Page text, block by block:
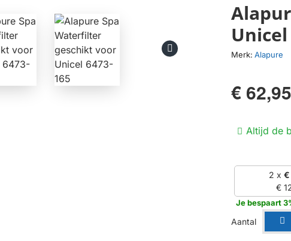
Unicel
Merk: Alapure
€ 62,95
Altijd de
2 x€
€
Je bespaart
Aantal